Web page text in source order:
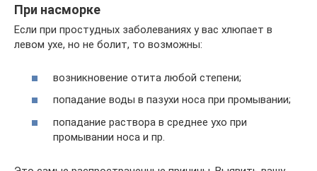
При насморке
Если при простудных заболеваниях у вас хлюпает в
левом ухе, но не болит, то возможны:
возникновение отита любой степени;
попадание воды в пазухи носа при промывании;
попадание раствора в среднее ухо при
промывании носа и пр.